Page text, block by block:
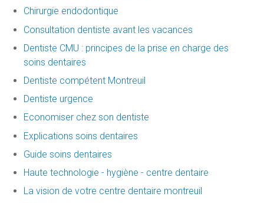
Chirurgie endodontique
Consultation dentiste avant les vacances
Dentiste CMU : principes de la prise en charge des
soins dentaires
Dentiste compétent Montreuil
Dentiste urgence
Economiser chez son dentiste
Explications soins dentaires
Guide soins dentaires
Haute technologie - hygiène - centre dentaire
La vision de votre centre dentaire montreuil